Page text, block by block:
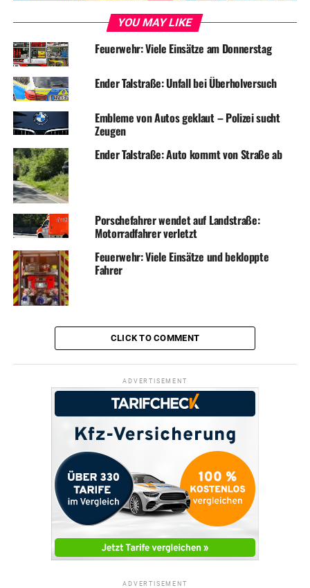
YOU MAY LIKE
Feuerwehr: Viele Einsätze am Donnerstag
Ender Talstraße: Unfall bei Überholversuch
Embleme von Autos geklaut – Polizei sucht
Zeugen
Ender Talstraße: Auto kommt von Straße ab
Porschefahrer wendet auf Landstraße:
Motorradfahrer verletzt
Feuerwehr: Viele Einsätze und bekloppte
Fahrer
CLICK TO COMMENT
ADVERTISEMENT
ADVERTISEMENT